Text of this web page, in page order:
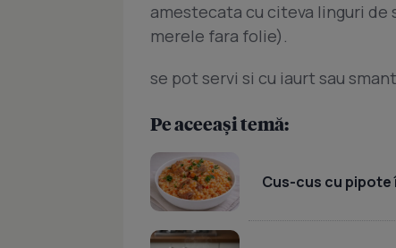
amestecata cu citeva linguri de
merele fara folie).
se pot servi si cu iaurt sau
Pe aceeași temă:
Cus-cus cu pipote